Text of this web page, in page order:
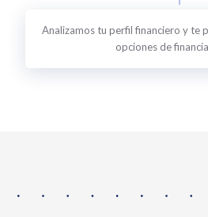
Analizamos tu perfil financiero y te
opciones de